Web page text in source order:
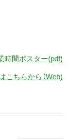
時間ポスター(pdf)
こちらから（Web)